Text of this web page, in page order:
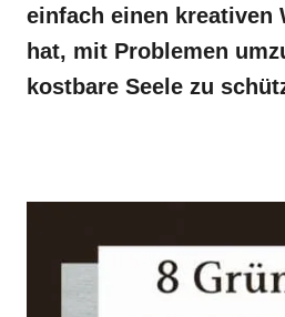
einfach einen kreativen
hat, mit Problemen
kostbare Seele zu